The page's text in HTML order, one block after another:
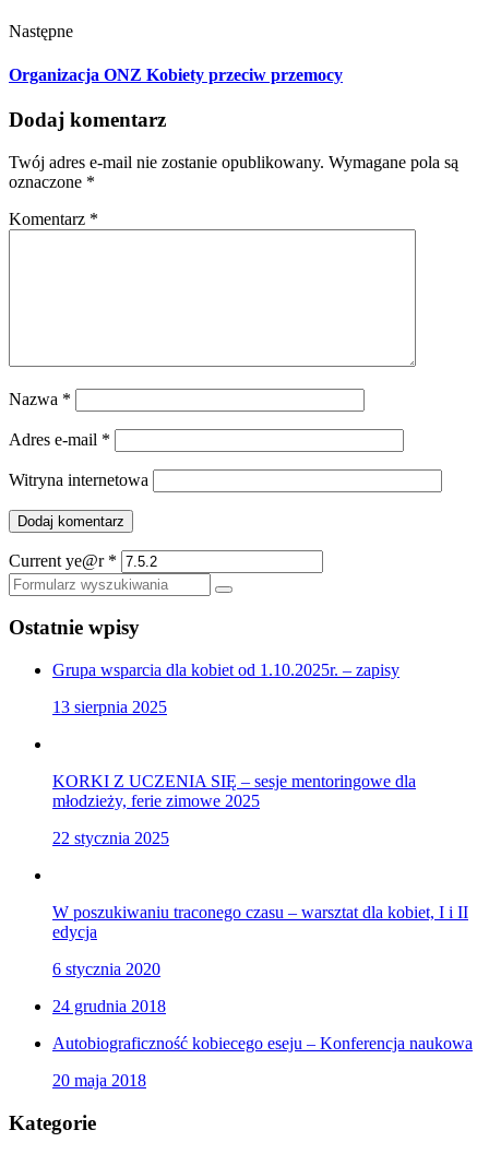
Następne
Organizacja ONZ Kobiety przeciw przemocy
Dodaj komentarz
Twój adres e-mail nie zostanie opublikowany. Wymagane pola są
oznaczone *
Komentarz *
Nazwa *
Adres e-mail *
Witryna internetowa
Current ye@r *
Szukaj
Ostatnie wpisy
Grupa wsparcia dla kobiet od 1.10.2025r. – zapisy
13 sierpnia 2025
KORKI Z UCZENIA SIĘ – sesje mentoringowe dla
młodzieży, ferie zimowe 2025
22 stycznia 2025
W poszukiwaniu traconego czasu – warsztat dla kobiet, I i II
edycja
6 stycznia 2020
24 grudnia 2018
Autobiograficzność kobiecego eseju – Konferencja naukowa
20 maja 2018
Kategorie